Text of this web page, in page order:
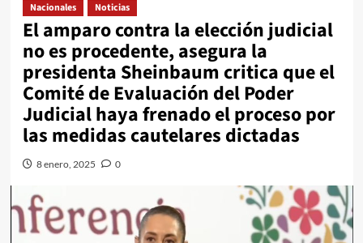
Nacionales Noticias
El amparo contra la elección judicial
no es procedente, asegura la
presidenta Sheinbaum critica que el
Comité de Evaluación del Poder
Judicial haya frenado el proceso por
las medidas cautelares dictadas
8 enero, 2025 0